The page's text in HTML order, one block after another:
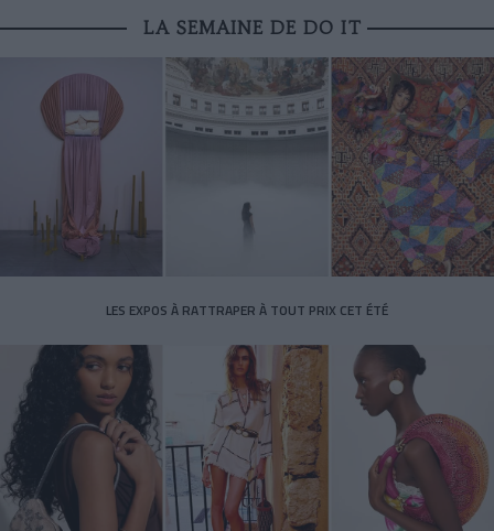
LA SEMAINE DE DO IT
LES EXPOS À RATTRAPER À TOUT PRIX CET ÉTÉ